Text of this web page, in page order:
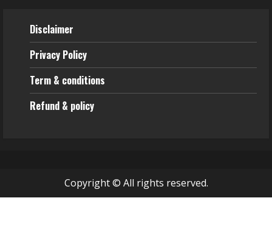
Disclaimer
Privacy Policy
Term & conditions
Refund & policy
Copyright © All rights reserved.